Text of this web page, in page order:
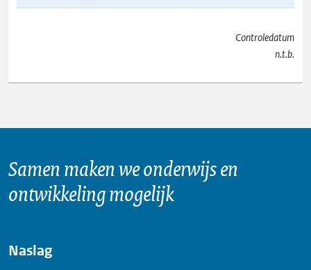
Controledatum
n.t.b.
Samen maken we onderwijs en
ontwikkeling mogelijk
Naslag